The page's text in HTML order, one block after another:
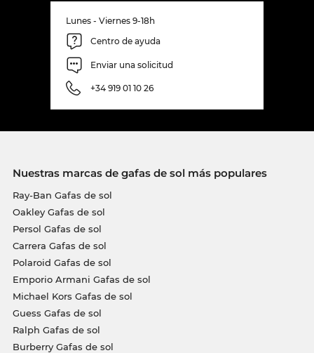
Lunes - Viernes 9-18h
Centro de ayuda
Enviar una solicitud
+34 919 01 10 26
Nuestras marcas de gafas de sol más populares
Ray-Ban Gafas de sol
Oakley Gafas de sol
Persol Gafas de sol
Carrera Gafas de sol
Polaroid Gafas de sol
Emporio Armani Gafas de sol
Michael Kors Gafas de sol
Guess Gafas de sol
Ralph Gafas de sol
Burberry Gafas de sol